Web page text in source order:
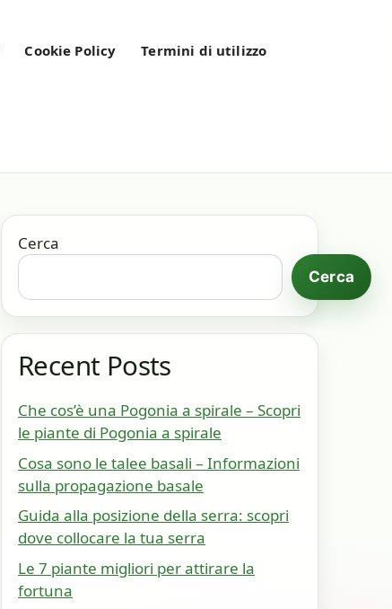
Cookie Policy Termini di utilizzo
Cerca
Cerca
Recent Posts
Che cos’è una Pogonia a spirale – Scopri
le piante di Pogonia a spirale
Cosa sono le talee basali – Informazioni
sulla propagazione basale
Guida alla posizione della serra: scopri
dove collocare la tua serra
Le 7 piante migliori per attirare la
fortuna